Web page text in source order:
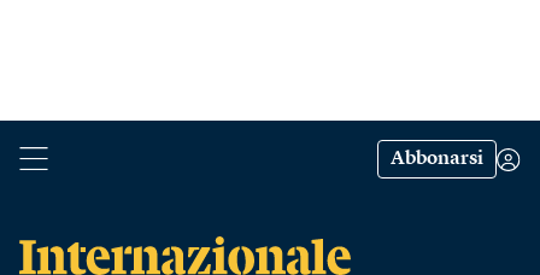
Abbonarsi